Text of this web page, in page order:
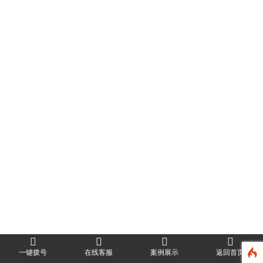
一键拨号 在线客服 案例展示 返回首页